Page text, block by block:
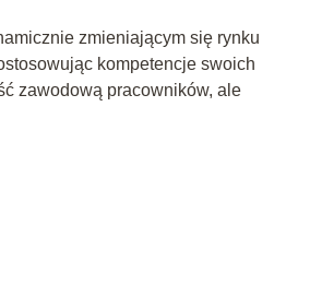
zmieniającym się rynku
kompetencje swoich
zawodową pracowników, ale